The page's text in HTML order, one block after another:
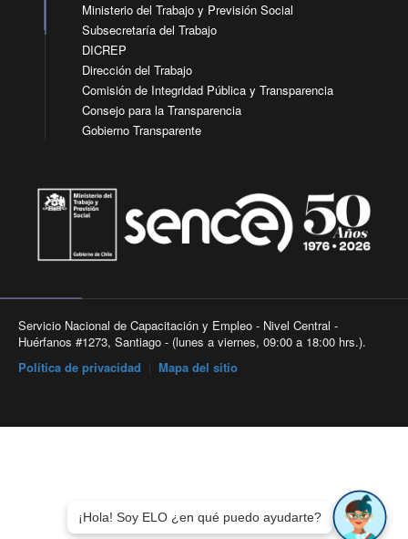
Ministerio del Trabajo y Previsión Social
Subsecretaría del Trabajo
DICREP
Dirección del Trabajo
Comisión de Integridad Pública y Transparencia
Consejo para la Transparencia
Gobierno Transparente
Servicio Nacional de Capacitación y Empleo - Nivel Central -
Huérfanos #1273, Santiago - (lunes a viernes, 09:00 a 18:00 hrs.).
Política de privacidad
Mapa del sitio
¡Hola! Soy ELO ¿en qué puedo ayudarte?